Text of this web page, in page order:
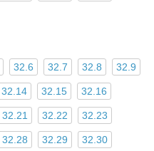
32.6 32.7 32.8 32.9
32.14 32.15 32.16
32.21 32.22 32.23
32.28 32.29 32.30